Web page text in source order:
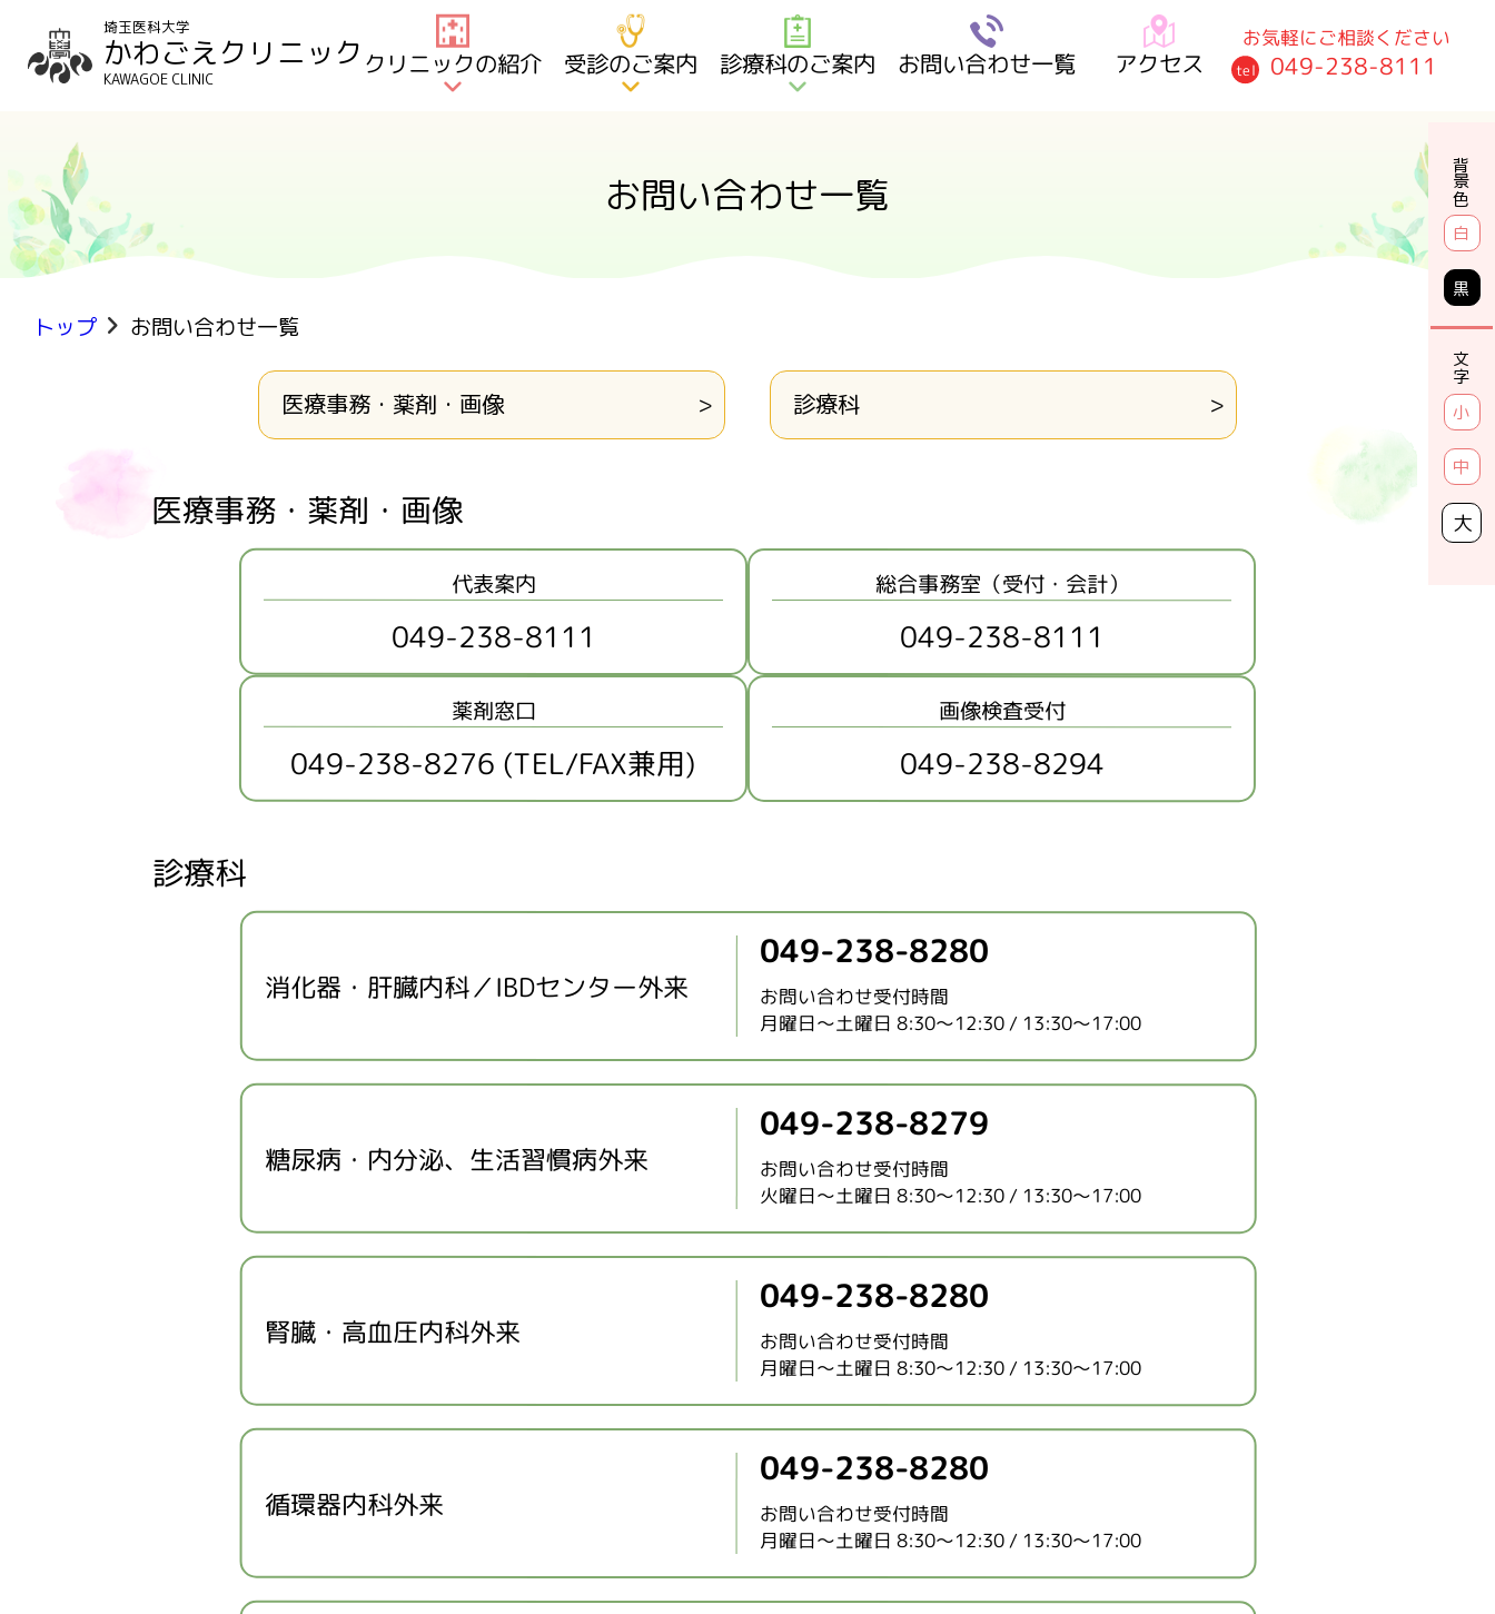
背景色
白
黒
文字
小
中
大
埼玉医科大学
かわごえクリニック
KAWAGOE CLINIC クリニックの紹介 受診のご案内 診療科のご案内 お問い合わせ一覧 アクセス
お気軽にご相談ください
tel 049-238-8111
お問い合わせ一覧
トップ お問い合わせ一覧
医療事務・薬剤・画像 診療科
医療事務・薬剤・画像
代表案内
049-238-8111
総合事務室（受付・会計）
049-238-8111
薬剤窓口
049-238-8276 (TEL/FAX兼用)
画像検査受付
049-238-8294
診療科
消化器・肝臓内科／IBDセンター外来
049-238-8280
お問い合わせ受付時間
月曜日～土曜日 8:30～12:30 / 13:30～17:00
糖尿病・内分泌、生活習慣病外来
049-238-8279
お問い合わせ受付時間
火曜日～土曜日 8:30～12:30 / 13:30～17:00
腎臓・高血圧内科外来
049-238-8280
お問い合わせ受付時間
月曜日～土曜日 8:30～12:30 / 13:30～17:00
循環器内科外来
049-238-8280
お問い合わせ受付時間
月曜日～土曜日 8:30～12:30 / 13:30～17:00